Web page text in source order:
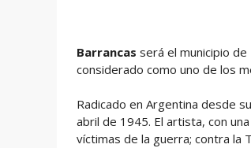
Barrancas será el municipio de
considerado como uno de los
Radicado en Argentina desde
abril de 1945. El artista, con
víctimas de la guerra; contra la